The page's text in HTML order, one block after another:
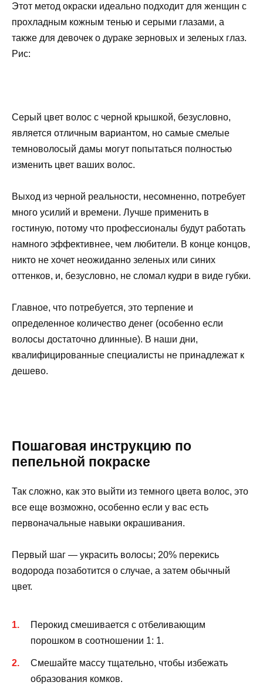
Этот метод окраски идеально подходит для женщин с
прохладным кожным тенью и серыми глазами, а
также для девочек о дураке зерновых и зеленых глаз.
Рис:
Серый цвет волос с черной крышкой, безусловно,
является отличным вариантом, но самые смелые
темноволосый дамы могут попытаться полностью
изменить цвет ваших волос.
Выход из черной реальности, несомненно, потребует
много усилий и времени. Лучше применить в
гостиную, потому что профессионалы будут работать
намного эффективнее, чем любители. В конце концов,
никто не хочет неожиданно зеленых или синих
оттенков, и, безусловно, не сломал кудри в виде губки.
Главное, что потребуется, это терпение и
определенное количество денег (особенно если
волосы достаточно длинные). В наши дни,
квалифицированные специалисты не принадлежат к
дешево.
Пошаговая инструкцию по
пепельной покраске
Так сложно, как это выйти из темного цвета волос, это
все еще возможно, особенно если у вас есть
первоначальные навыки окрашивания.
Первый шаг — украсить волосы; 20% перекись
водорода позаботится о случае, а затем обычный
цвет.
Перокид смешивается с отбеливающим
порошком в соотношении 1: 1.
Смешайте массу тщательно, чтобы избежать
образования комков.